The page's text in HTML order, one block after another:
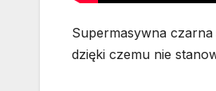
Supermasywna
dzięki czemu nie